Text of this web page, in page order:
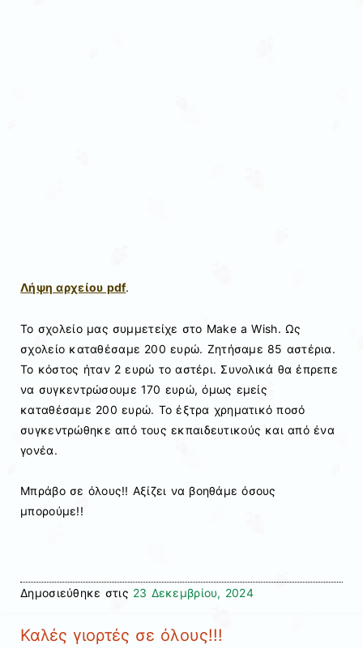
Λήψη αρχείου pdf.
To σχολείο μας συμμετείχε στο Make a Wish. Ως
σχολείο καταθέσαμε 200 ευρώ. Ζητήσαμε 85 αστέρια.
Το κόστος ήταν 2 ευρώ το αστέρι. Συνολικά θα έπρεπε
να συγκεντρώσουμε 170 ευρώ, όμως εμείς
καταθέσαμε 200 ευρώ. Το έξτρα χρηματικό ποσό
συγκεντρώθηκε από τους εκπαιδευτικούς και από ένα
γονέα.
Μπράβο σε όλους!! Αξίζει να βοηθάμε όσους
μπορούμε!!
Δημοσιεύθηκε στις 23 Δεκεμβρίου, 2024
Καλές γιορτές σε όλους!!!